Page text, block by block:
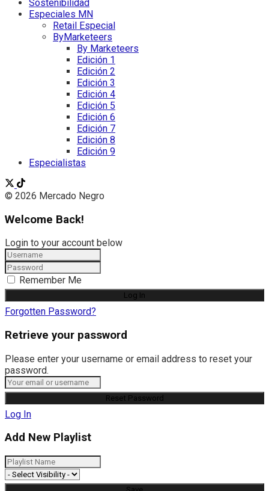
Sostenibilidad
Especiales MN
Retail Especial
ByMarketeers
By Marketeers
Edición 1
Edición 2
Edición 3
Edición 4
Edición 5
Edición 6
Edición 7
Edición 8
Edición 9
Especialistas
© 2026 Mercado Negro
Welcome Back!
Login to your account below
Remember Me
Forgotten Password?
Retrieve your password
Please enter your username or email address to reset your
password.
Log In
Add New Playlist